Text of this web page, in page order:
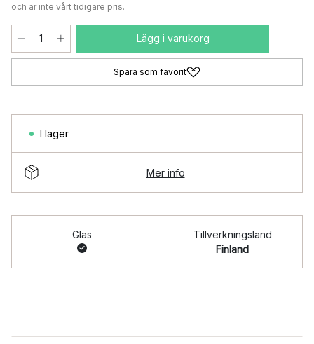
och är inte vårt tidigare pris.
Lägg i varukorg
Spara som favorit
I lager
Mer info
Glas
Tillverkningsland
Finland